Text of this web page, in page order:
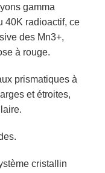
gamma
40K radioactif, ce
des Mn3+,
à rouge.
prismatiques à
et étroites,
cristallin